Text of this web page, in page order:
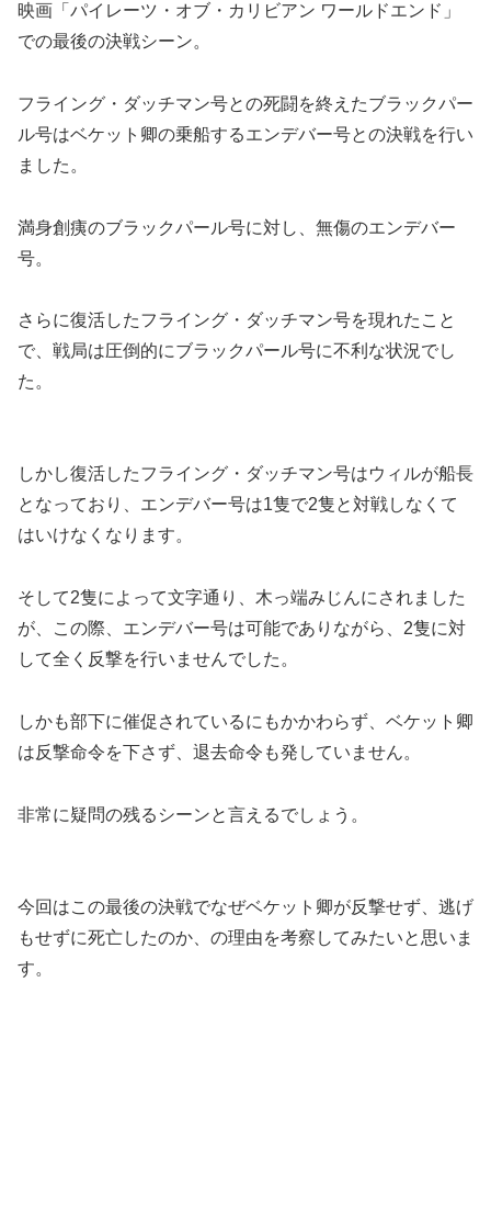
映画「パイレーツ・オブ・カリビアン ワールドエンド」
での最後の決戦シーン。
フライング・ダッチマン号との死闘を終えたブラックパー
ル号はベケット卿の乗船するエンデバー号との決戦を行い
ました。
満身創痍のブラックパール号に対し、無傷のエンデバー
号。
さらに復活したフライング・ダッチマン号を現れたこと
で、戦局は圧倒的にブラックパール号に不利な状況でし
た。
しかし復活したフライング・ダッチマン号はウィルが船長
となっており、エンデバー号は1隻で2隻と対戦しなくて
はいけなくなります。
そして2隻によって文字通り、木っ端みじんにされました
が、この際、エンデバー号は可能でありながら、2隻に対
して全く反撃を行いませんでした。
しかも部下に催促されているにもかかわらず、ベケット卿
は反撃命令を下さず、退去命令も発していません。
非常に疑問の残るシーンと言えるでしょう。
今回はこの最後の決戦でなぜベケット卿が反撃せず、逃げ
もせずに死亡したのか、の理由を考察してみたいと思いま
す。